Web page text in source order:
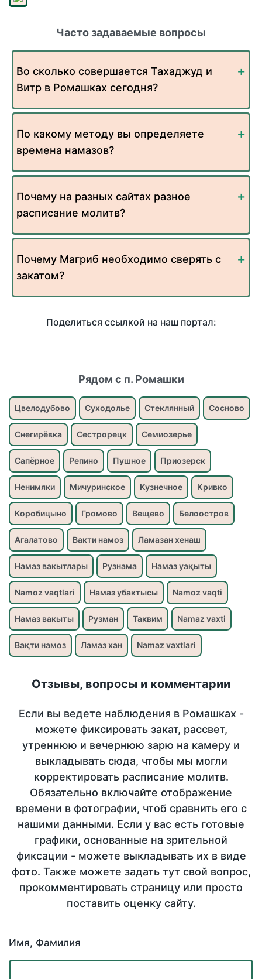
Часто задаваемые вопросы
Во сколько совершается Тахаджуд и
Витр в Ромашках сегодня?
По какому методу вы определяете
времена намазов?
Почему на разных сайтах разное
расписание молитв?
Почему Магриб необходимо сверять с
закатом?
Поделиться ссылкой на наш портал:
Рядом с п. Ромашки
Цвелодубово Суходолье Стеклянный Сосново
Снегирёвка Сестрорецк Семиозерье
Сапёрное Репино Пушное Приозерск
Ненимяки Мичуринское Кузнечное Кривко
Коробицыно Громово Вещево Белоостров
Агалатово Вакти намоз Ламазан хенаш
Намаз вакытлары Рузнама Намаз уақыты
Namoz vaqtlari Намаз убактысы Namoz vaqti
Намаз вакыты Рузман Таквим Namaz vaxti
Вақти намоз Ламаз хан Namaz vaxtlari
Отзывы, вопросы и комментарии
Если вы ведете наблюдения в Ромашках -
можете фиксировать закат, рассвет,
утреннюю и вечернюю зарю на камеру и
выкладывать сюда, чтобы мы могли
корректировать расписание молитв.
Обязательно включайте отображение
времени в фотографии, чтоб сравнить его с
нашими данными. Если у вас есть готовые
графики, основанные на зрительной
фиксации - можете выкладывать их в виде
фото. Также можете задать тут свой вопрос,
прокомментировать страницу или просто
поставить оценку сайту.
Имя, Фамилия